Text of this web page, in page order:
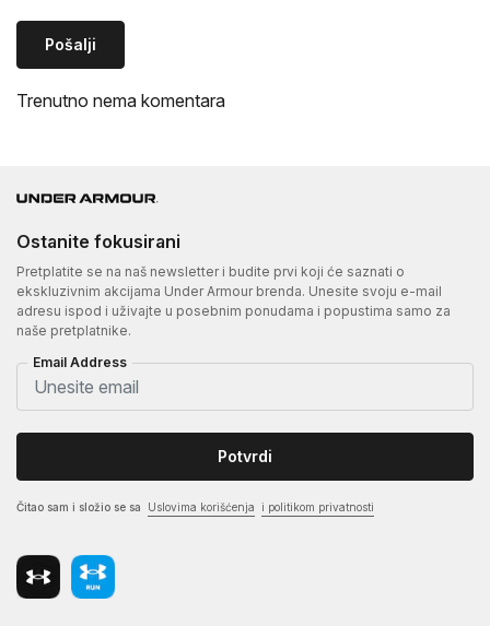
Pošalji
Trenutno nema komentara
Ostanite fokusirani
Pretplatite se na naš newsletter i budite prvi koji će saznati o
ekskluzivnim akcijama Under Armour brenda. Unesite svoju e-mail
adresu ispod i uživajte u posebnim ponudama i popustima samo za
naše pretplatnike.
Email Address
Potvrdi
Čitao sam i složio se sa Uslovima korišćenja i politikom privatnosti